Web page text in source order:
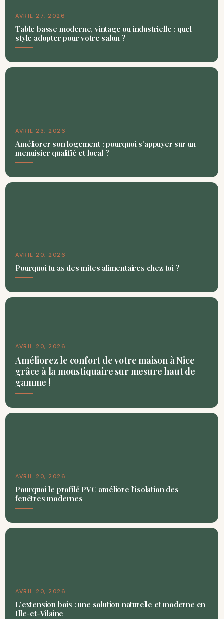
AVRIL 27, 2026
Table basse moderne, vintage ou industrielle : quel
style adopter pour votre salon ?
AVRIL 23, 2026
Améliorer son logement : pourquoi s’appuyer sur un
menuisier qualifié et local ?
AVRIL 20, 2026
Pourquoi tu as des mites alimentaires chez toi ?
AVRIL 20, 2026
Améliorez le confort de votre maison à Nice
grâce à la moustiquaire sur mesure haut de
gamme !
AVRIL 20, 2026
Pourquoi le profilé PVC améliore l’isolation des
fenêtres modernes
AVRIL 20, 2026
L’extension bois : une solution naturelle et moderne en
Ille-et-Vilaine